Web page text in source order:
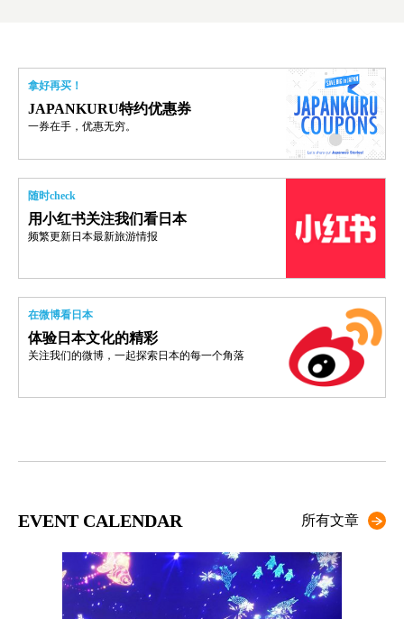
拿好再买！
JAPANKURU特约优惠券
一券在手，优惠无穷。
随时check
用小红书关注我们看日本
频繁更新日本最新旅游情报
在微博看日本
体验日本文化的精彩
关注我们的微博，一起探索日本的每一个角落
EVENT CALENDAR 所有文章